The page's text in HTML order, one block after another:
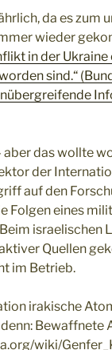
da es zum
wieder
in der
sind.“
das wollte
der
auf den
Folgen eines
israelischen
Quellen
im Betrieb.
irakische
wiki/